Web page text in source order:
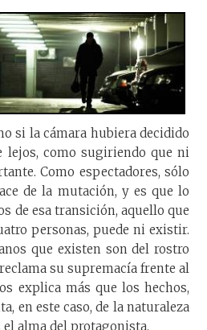
si la cámara hubiera decidido
lejos, como sugiriendo que ni
Como espectadores, sólo
de la mutación, y es que lo
de esa transición, aquello que
personas, puede ni existir.
que existen son del rostro
su supremacía frente al
explica más que los hechos,
en este caso, de la naturaleza
alma del protagonista.